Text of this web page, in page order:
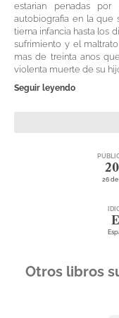
estarian penadas
autobiografia en la que
tierna infancia hasta los
sufrimiento y el
mas de treinta anos
violenta muerte de su
Seguir leyendo
26
Otros libros